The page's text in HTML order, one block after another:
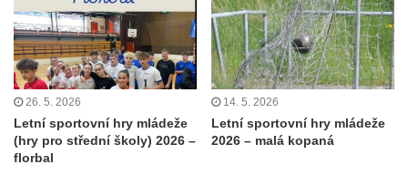
26. 5. 2026
Letní sportovní hry mládeže
(hry pro střední školy) 2026 –
florbal
14. 5. 2026
Letní sportovní hry mládeže
2026 – malá kopaná